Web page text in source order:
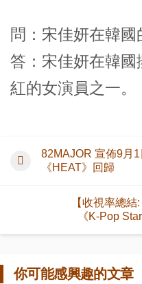
問：宋佳妍在韓國
答：宋佳妍在韓
紅的女演員之一。
82MAJOR 宣佈9月
《HEAT》回歸
【收視率總結
《K-Pop
你可能感興趣的文章